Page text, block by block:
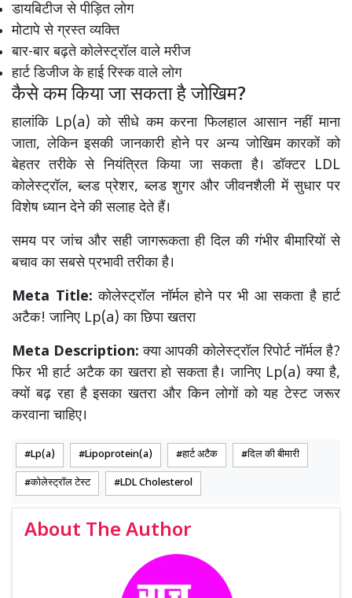
डायबिटीज से पीड़ित लोग
मोटापे से ग्रस्त व्यक्ति
बार-बार बढ़ते कोलेस्ट्रॉल वाले मरीज
हार्ट डिजीज के हाई रिस्क वाले लोग
कैसे कम किया जा सकता है जोखिम?
हालांकि Lp(a) को सीधे कम करना फिलहाल आसान नहीं माना
जाता, लेकिन इसकी जानकारी होने पर अन्य जोखिम कारकों को
बेहतर तरीके से नियंत्रित किया जा सकता है। डॉक्टर LDL
कोलेस्ट्रॉल, ब्लड प्रेशर, ब्लड शुगर और जीवनशैली में सुधार पर
विशेष ध्यान देने की सलाह देते हैं।
समय पर जांच और सही जागरूकता ही दिल की गंभीर बीमारियों से
बचाव का सबसे प्रभावी तरीका है।
Meta Title: कोलेस्ट्रॉल नॉर्मल होने पर भी आ सकता है हार्ट
अटैक! जानिए Lp(a) का छिपा खतरा
Meta Description: क्या आपकी कोलेस्ट्रॉल रिपोर्ट नॉर्मल है?
फिर भी हार्ट अटैक का खतरा हो सकता है। जानिए Lp(a) क्या है,
क्यों बढ़ रहा है इसका खतरा और किन लोगों को यह टेस्ट जरूर
करवाना चाहिए।
Lp(a) Lipoprotein(a) हार्ट अटैक दिल की बीमारी
कोलेस्ट्रॉल टेस्ट LDL Cholesterol
About The Author